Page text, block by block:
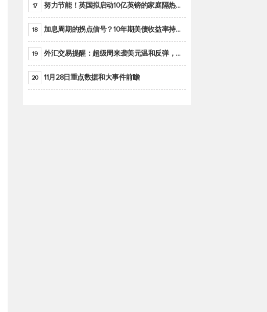
17 努力节能！英国拟启动10亿英镑的家庭隔热工程 减少能源消耗
18 加息周期的拐点信号？10年期美债收益率持续低于联邦基金利率目标区间
19 外汇交易提醒：超级周来袭美元温和反弹，警惕筑底可能性
20 11月28日重点数据和大事件前瞻